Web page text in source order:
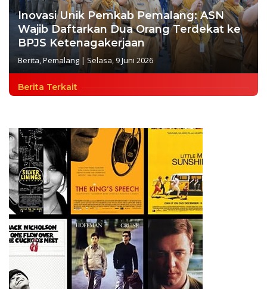
Inovasi Unik Pemkab Pemalang: ASN
Wajib Daftarkan Dua Orang Terdekat ke
BPJS Ketenagakerjaan
Berita,Pemalang | Selasa, 9 Juni 2026
Berita Terkait